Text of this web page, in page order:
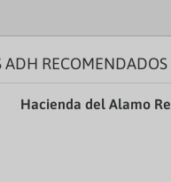
ADH RECOMENDADOS
Hacienda del Alamo